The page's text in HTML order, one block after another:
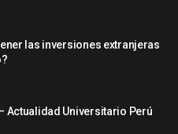
las inversiones extranjeras
Actualidad Universitario Perú